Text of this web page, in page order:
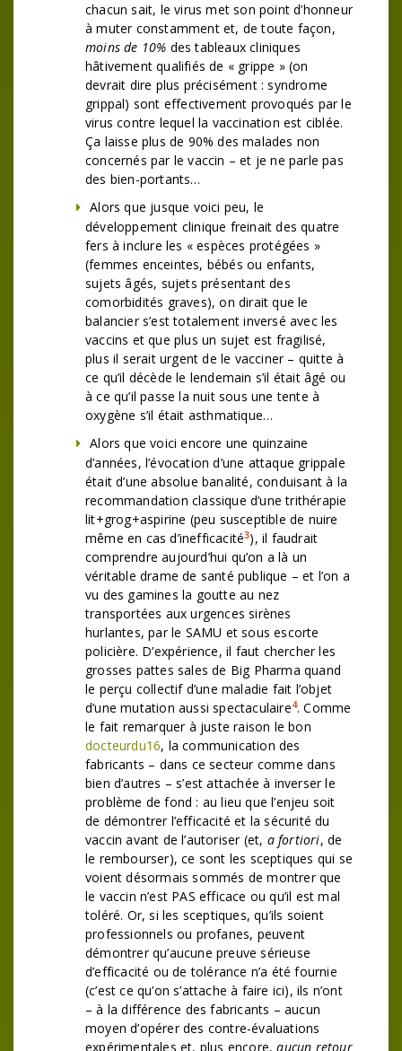
chacun sait, le virus met son point d’honneur
à muter constamment et, de toute façon,
moins de 10% des tableaux cliniques
hâtivement qualifiés de « grippe » (on
devrait dire plus précisément : syndrome
grippal) sont effectivement provoqués par le
virus contre lequel la vaccination est ciblée.
Ça laisse plus de 90% des malades non
concernés par le vaccin – et je ne parle pas
des bien-portants…
Alors que jusque voici peu, le
développement clinique freinait des quatre
fers à inclure les « espèces protégées »
(femmes enceintes, bébés ou enfants,
sujets âgés, sujets présentant des
comorbidités graves), on dirait que le
balancier s’est totalement inversé avec les
vaccins et que plus un sujet est fragilisé,
plus il serait urgent de le vacciner – quitte à
ce qu’il décède le lendemain s’il était âgé ou
à ce qu’il passe la nuit sous une tente à
oxygène s’il était asthmatique…
Alors que voici encore une quinzaine
d’années, l’évocation d’une attaque grippale
était d’une absolue banalité, conduisant à la
recommandation classique d’une trithérapie
lit+grog+aspirine (peu susceptible de nuire
même en cas d’inefficacité3), il faudrait
comprendre aujourd’hui qu’on a là un
véritable drame de santé publique – et l’on a
vu des gamines la goutte au nez
transportées aux urgences sirènes
hurlantes, par le SAMU et sous escorte
policière. D’expérience, il faut chercher les
grosses pattes sales de Big Pharma quand
le perçu collectif d’une maladie fait l’objet
d’une mutation aussi spectaculaire4. Comme
le fait remarquer à juste raison le bon
docteurdu16, la communication des
fabricants – dans ce secteur comme dans
bien d’autres – s’est attachée à inverser le
problème de fond : au lieu que l’enjeu soit
de démontrer l’efficacité et la sécurité du
vaccin avant de l’autoriser (et, a fortiori, de
le rembourser), ce sont les sceptiques qui se
voient désormais sommés de montrer que
le vaccin n’est PAS efficace ou qu’il est mal
toléré. Or, si les sceptiques, qu’ils soient
professionnels ou profanes, peuvent
démontrer qu’aucune preuve sérieuse
d’efficacité ou de tolérance n’a été fournie
(c’est ce qu’on s’attache à faire ici), ils n’ont
– à la différence des fabricants – aucun
moyen d’opérer des contre-évaluations
expérimentales et, plus encore,aucun retour